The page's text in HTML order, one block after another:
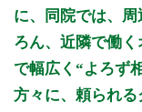
に、同院では、
ろん、近隣で働
で幅広く“よろず
方々に、頼られ